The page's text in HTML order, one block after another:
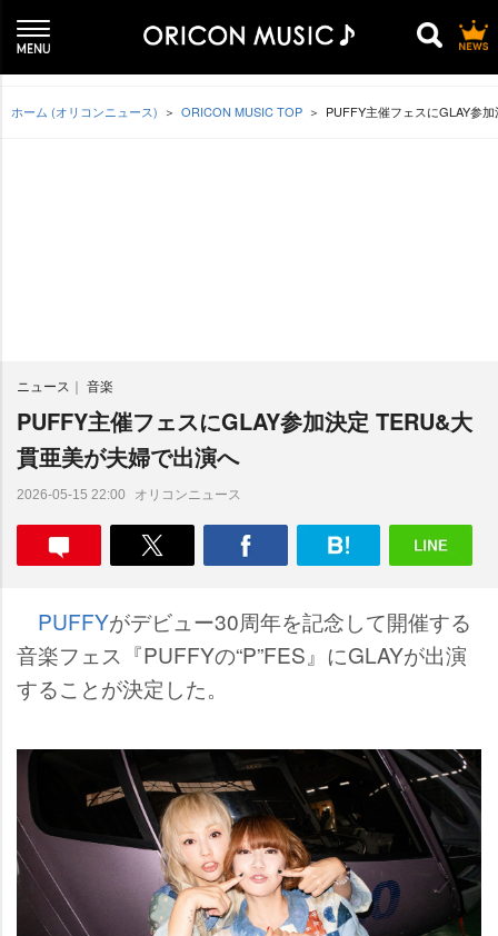
ホーム (オリコンニュース) ORICON MUSIC TOP PUFFY主催フェスにGLAY参
ニュース 音楽
PUFFY主催フェスにGLAY参加決定 TERU&大
貫亜美が夫婦で出演へ
2026-05-15 22:00 オリコンニュース
PUFFYがデビュー30周年を記念して開催する
音楽フェス『PUFFYの“P”FES』にGLAYが出演
することが決定した。